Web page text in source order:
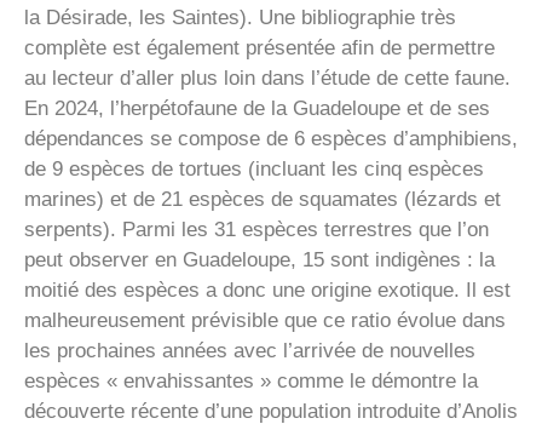
la Désirade, les Saintes). Une bibliographie très
complète est également présentée afin de permettre
au lecteur d’aller plus loin dans l’étude de cette faune.
En 2024, l’herpétofaune de la Guadeloupe et de ses
dépendances se compose de 6 espèces d’amphibiens,
de 9 espèces de tortues (incluant les cinq espèces
marines) et de 21 espèces de squamates (lézards et
serpents). Parmi les 31 espèces terrestres que l’on
peut observer en Guadeloupe, 15 sont indigènes : la
moitié des espèces a donc une origine exotique. Il est
malheureusement prévisible que ce ratio évolue dans
les prochaines années avec l’arrivée de nouvelles
espèces « envahissantes » comme le démontre la
découverte récente d’une population introduite d’Anolis